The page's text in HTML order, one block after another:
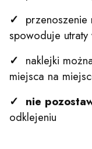
✓ przenoszenie
spowoduje utraty
✓ naklejki
miejsca na
✓ nie
odklejeniu